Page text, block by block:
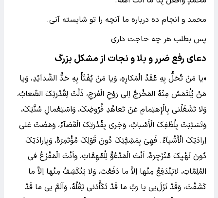
محمد و انجام ده درباره ما آنچه را تو شایسته آنى.
پس بطلب هر چه حاجت دارى
دعای رفع ضرر و بلا و نجات از مشکل بزرگ
«یا مَنْ تُحَلُّ بِهِ عُقَدُ الْمَکارِهِ، وَیا مَنْ یُفْثَأُ بِهِ حَدُّ الشَّدآئِدِ، ‌وَیا
مَنْ یُلْتَمَسُ مِنْهُ المَخْرَجُ اِلى‌ رَوْحِ الْفَرَجِ، ذَلَّتْ لِقُدْرَتِکَ الصِّعابُ،
وَلا تَشْغَلْنى‌ بِالْإِهتِمامِ عَنْ تَعاهُدِ فُرُوضِکَ، وَاسْتِعْمالِ سُنَّتِکَ،
‌وَتَسَبَّبَتْ بِلُطْفِکَ الْأَسْبابُ، وَجَرى‌ بِقُدْرَتِکَ الْقَضآءُ، ‌وَمَضَتْ عَلى
اِرادَتِکَ الْأَشْیآءُ. فَهِىَ بِمَشِیَّتِکَ دُونَ قَوْلِکَ مُؤْتَمِرَهٌ، وَبِاِرادَتِکَ
دُونَ‌ نَهْیِکَ مُنْزَجِرَهٌ، اَنْتَ الْمَدْعُوُّ لِلْمُهِمَّاتِ، واَنْتَ الْمَفْزَعُ فى‌
المُلِمَّاتِ، لایَنْدَفِعُ مِنْها اِلاَّ ما دَفَعْتَ، وَلا یَنْکَشِفُ مِنْها اِلاَّ ما
کَشَفْتَ، وَقَدْ نَزَلَ‌بى‌ یا رَبِّ ما قَدْ تَکَأَّدَنى‌ ثِقْلُهُ، وَاَلَمَّ بى‌ ما قَدْ